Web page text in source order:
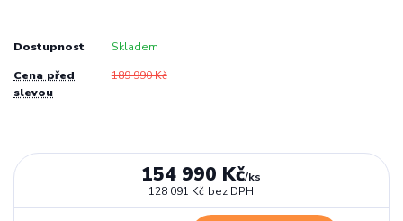
Dostupnost Skladem
Cena před
slevou
189 990 Kč
154 990 Kč/ks
128 091 Kč bez DPH